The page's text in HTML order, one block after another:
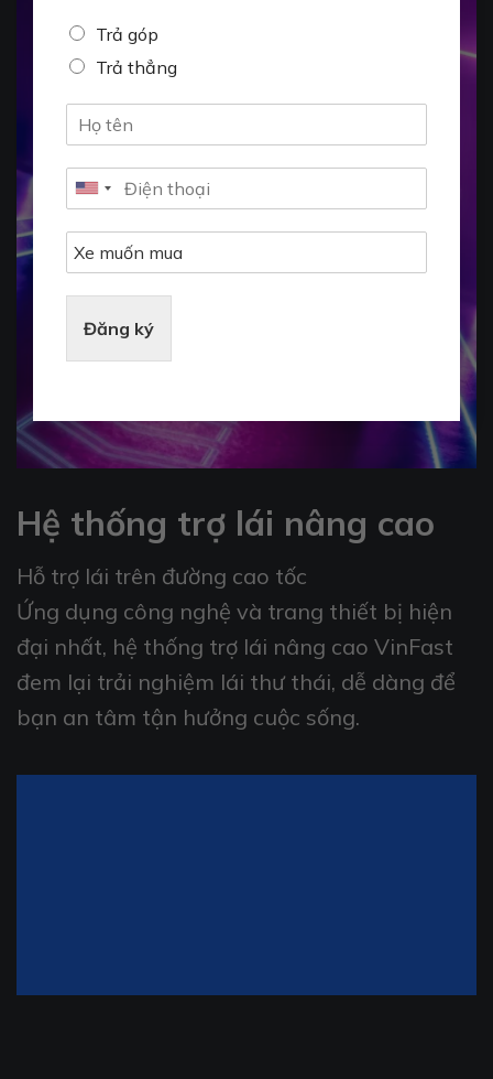
Trả góp
Trả thẳng
Đăng ký
Hệ thống trợ lái nâng cao
Hỗ trợ lái trên đường cao tốc
Ứng dụng công nghệ và trang thiết bị hiện
đại nhất, hệ thống trợ lái nâng cao VinFast
đem lại trải nghiệm lái thư thái, dễ dàng để
bạn an tâm tận hưởng cuộc sống.